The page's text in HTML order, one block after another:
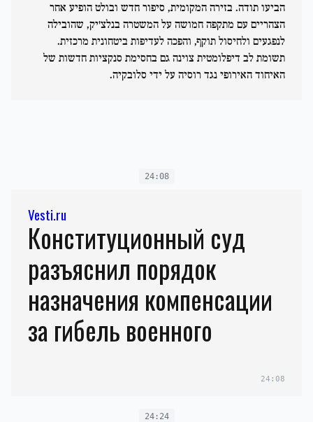
הביעו תודה. בזירה המקומית, סיפור חדש ובולט הופיע אחר
הצהריים עם מתקפה חמושה על המשטרה בנלצ'יק, שהובילה
לנפגעים ולחיסול תוקף, והפכה לעדיפות ביטחונית מרכזית.
תשומת לב דיפלומטית צוינה גם בחסימת סנקציות חדשות של
האיחוד האירופי נגד רוסיה על ידי סלובקיה.
24:08
Vesti.ru
Конституционный суд
разъяснил порядок
назначения компенсации
за гибель военного
24:08
24:24